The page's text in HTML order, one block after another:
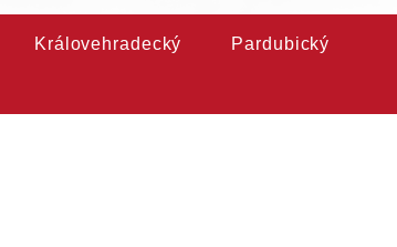
Královehradecký Pardubický